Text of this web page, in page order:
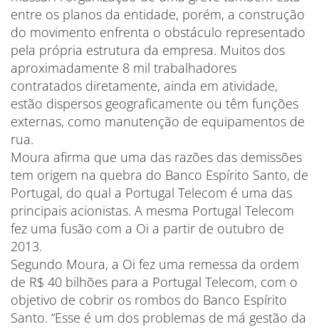
entre os planos da entidade, porém, a construção
do movimento enfrenta o obstáculo representado
pela própria estrutura da empresa. Muitos dos
aproximadamente 8 mil trabalhadores
contratados diretamente, ainda em atividade,
estão dispersos geograficamente ou têm funções
externas, como manutenção de equipamentos de
rua.
Moura afirma que uma das razões das demissões
tem origem na quebra do Banco Espírito Santo, de
Portugal, do qual a Portugal Telecom é uma das
principais acionistas. A mesma Portugal Telecom
fez uma fusão com a Oi a partir de outubro de
2013.
Segundo Moura, a Oi fez uma remessa da ordem
de R$ 40 bilhões para a Portugal Telecom, com o
objetivo de cobrir os rombos do Banco Espírito
Santo. “Esse é um dos problemas de má gestão da